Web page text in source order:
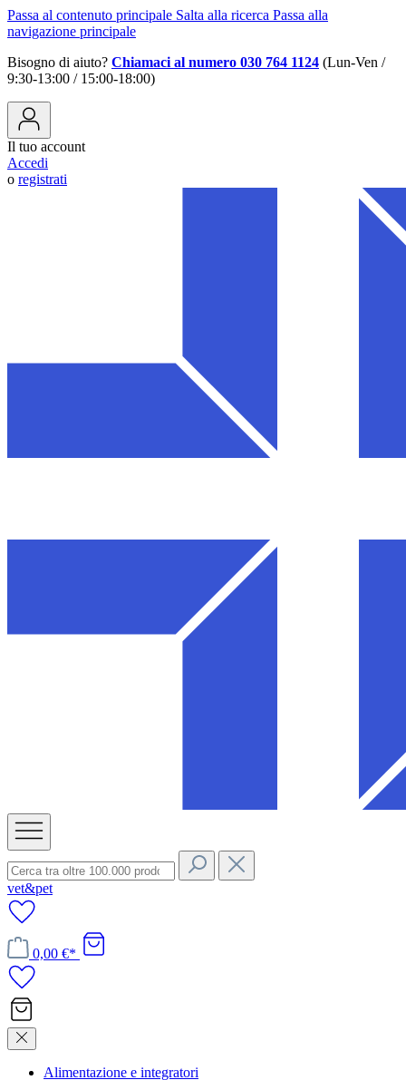
Passa al contenuto principale Salta alla ricerca Passa alla
navigazione principale
Bisogno di aiuto? Chiamaci al numero 030 764 1124 (Lun-Ven /
9:30-13:00 / 15:00-18:00)
Il tuo account
Accedi
o registrati
vet&pet
0,00 €*
Alimentazione e integratori